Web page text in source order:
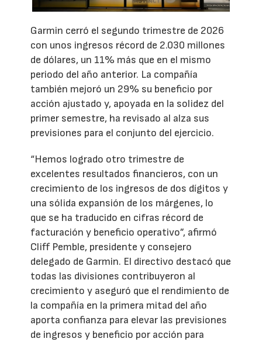
Garmin cerró el segundo trimestre de 2026
con unos ingresos récord de 2.030 millones
de dólares, un 11% más que en el mismo
periodo del año anterior. La compañía
también mejoró un 29% su beneficio por
acción ajustado y, apoyada en la solidez del
primer semestre, ha revisado al alza sus
previsiones para el conjunto del ejercicio.
“Hemos logrado otro trimestre de
excelentes resultados financieros, con un
crecimiento de los ingresos de dos dígitos y
una sólida expansión de los márgenes, lo
que se ha traducido en cifras récord de
facturación y beneficio operativo”, afirmó
Cliff Pemble, presidente y consejero
delegado de Garmin. El directivo destacó que
todas las divisiones contribuyeron al
crecimiento y aseguró que el rendimiento de
la compañía en la primera mitad del año
aporta confianza para elevar las previsiones
de ingresos y beneficio por acción para